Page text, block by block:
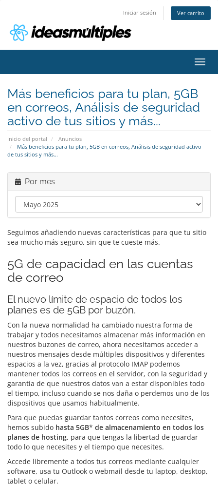
Iniciar sesión Ver carrito
Más beneficios para tu plan, 5GB
en correos, Análisis de seguridad
activo de tus sitios y más...
Inicio del portal
Anuncios
Más beneficios para tu plan, 5GB en correos, Análisis de seguridad activo
de tus sitios y más...
Por mes
Seguimos añadiendo nuevas características para que tu sitio
sea mucho más seguro, sin que te cueste más.
5G de capacidad en las cuentas
de correo
El nuevo límite de espacio de todos los
planes es de 5GB por buzón.
Con la nueva normalidad ha cambiado nuestra forma de
trabajar y todos necesitamos almacenar más información en
nuestros buzones de correo, ahora necesitamos acceder a
nuestros mensajes desde múltiples dispositivos y diferentes
espacios a la vez, gracias al protocolo IMAP podemos
mantener todos los correos en el servidor, con la seguridad y
garantía de que nuestros datos van a estar disponibles todo
el tiempo, incluso cuando se nos daña o perdemos uno de los
dispositivos que usamos habitualmente.
Para que puedas guardar tantos correos como necesites,
hemos subido hasta 5GB* de almacenamiento en todos los
planes de hosting, para que tengas la libertad de guardar
todo lo que necesites y el tiempo que necesites.
Accede libremente a todos tus correos mediante cualquier
software, usa tu Outlook o webmail desde tu laptop, desktop,
tablet o celular.